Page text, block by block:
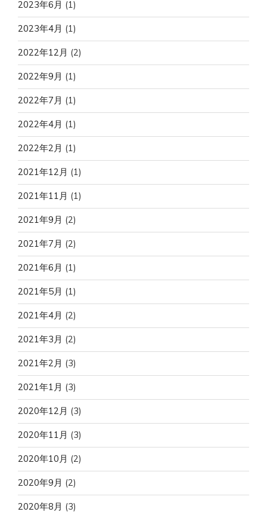
2023年6月 (1)
2023年4月 (1)
2022年12月 (2)
2022年9月 (1)
2022年7月 (1)
2022年4月 (1)
2022年2月 (1)
2021年12月 (1)
2021年11月 (1)
2021年9月 (2)
2021年7月 (2)
2021年6月 (1)
2021年5月 (1)
2021年4月 (2)
2021年3月 (2)
2021年2月 (3)
2021年1月 (3)
2020年12月 (3)
2020年11月 (3)
2020年10月 (2)
2020年9月 (2)
2020年8月 (3)